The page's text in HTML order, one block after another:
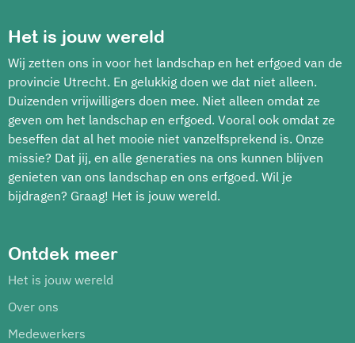
Het is jouw wereld
Wij zetten ons in voor het landschap en het erfgoed van de
provincie Utrecht. En gelukkig doen we dat niet alleen.
Duizenden vrijwilligers doen mee. Niet alleen omdat ze
geven om het landschap en erfgoed. Vooral ook omdat ze
beseffen dat al het mooie niet vanzelfsprekend is. Onze
missie? Dat jij, en alle generaties na ons kunnen blijven
genieten van ons landschap en ons erfgoed. Wil je
bijdragen? Graag! Het is jouw wereld.
Ontdek meer
Het is jouw wereld
Over ons
Medewerkers